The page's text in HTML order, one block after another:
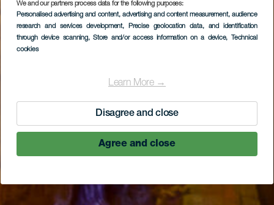
We and our partners process data for the following purposes:
Personalised advertising and content, advertising and content measurement, audience
research and services development, Precise geolocation data, and identification
through device scanning, Store and/or access information on a device, Technical
cookies
Learn More →
Disagree and close
Agree and close